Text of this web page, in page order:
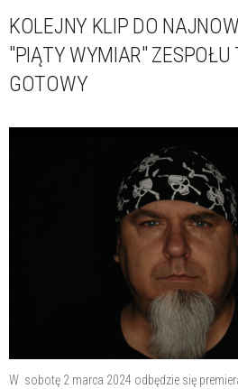
KOLEJNY KLIP DO
"PIĄTY WYMIAR" ZESPOŁU
GOTOWY
W sobotę 2 marca 2024 odbędzie się